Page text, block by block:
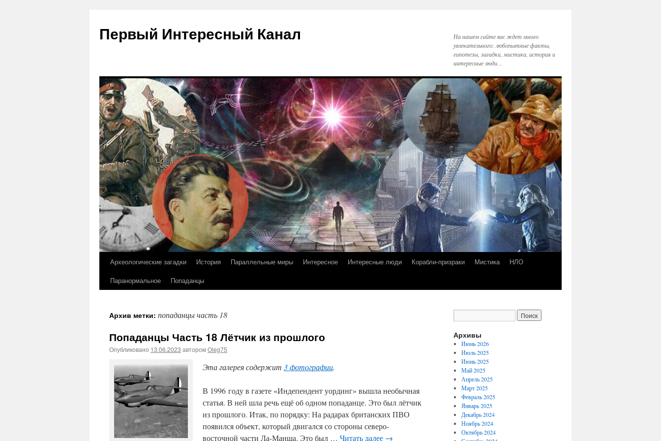
Первый Интересный Канал
На нашем сайте вас ждет много
увлекательного: любопытные факты,
гипотезы, загадки, мистика, история и
интересные люди…
Перейти
Археологические загадки История Параллельные миры Интересное Интересные люди Корабли-призраки Мистика
НЛО
Паранормальное
Попаданцы
Архив метки: попаданцы часть 18
Попаданцы Часть 18 Лётчик из прошлого
Опубликовано 13.06.2023 авторомOleg75
Эта галерея содержит 3 фотографии.
В 1996 году в газете «Индепендент уординг» вышла необычная
статья. В ней шла речь ещё об одном попаданце. Это был лётчик
из прошлого. Итак, по порядку: На радарах британских ПВО
появился объект, который двигался со стороны северо-
восточной части Ла-Манша. Это был … Читать далее →
Архивы
Июнь 2026
Июль 2025
Июнь 2025
Май 2025
Апрель 2025
Март 2025
Февраль 2025
Январь 2025
Декабрь 2024
Ноябрь 2024
Октябрь 2024